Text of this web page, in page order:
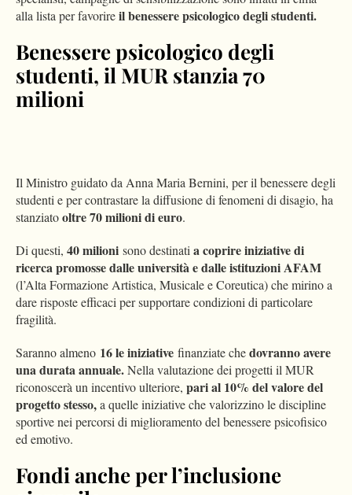
alla lista per favorireil benessere psicologico degli studenti.
Benessere psicologico degli
studenti, il MUR stanzia 70
milioni
Il Ministro guidato da Anna Maria Bernini, per il benessere degli
studenti e per contrastare la diffusione di fenomeni di disagio, ha
stanziatooltre 70 milioni di euro.
Di questi, 40 milioni sono destinatia coprire iniziative di
ricerca promosse dalle università e dalle istituzioni AFAM
(l’Alta Formazione Artistica, Musicale e Coreutica) che mirino a
dare risposte efficaci per supportare condizioni di particolare
fragilità.
Saranno almeno 16 le iniziative finanziate chedovranno avere
una durata annuale.Nella valutazione dei progetti il MUR
riconoscerà un incentivo ulteriore, pari al 10% del valore del
progetto stesso,a quelle iniziative che valorizzino le discipline
sportive nei percorsi di miglioramento del benessere psicofisico
ed emotivo.
Fondi anche per l’inclusione